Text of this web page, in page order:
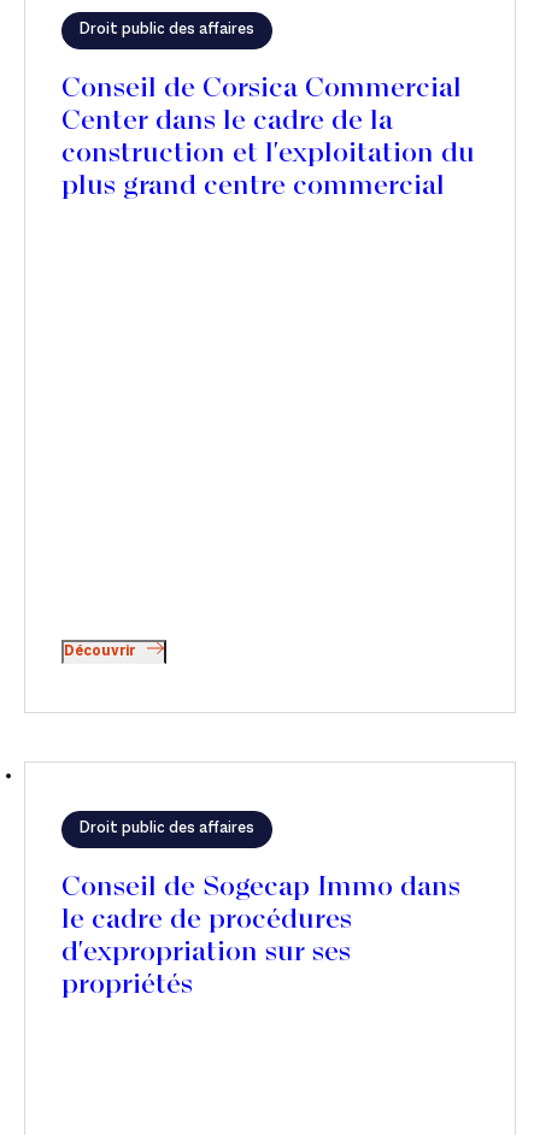
Droit public des affaires
Conseil de Corsica Commercial
Center dans le cadre de la
construction et l'exploitation du
plus grand centre commercial
Découvrir
Droit public des affaires
Conseil de Sogecap Immo dans
le cadre de procédures
d'expropriation sur ses
propriétés